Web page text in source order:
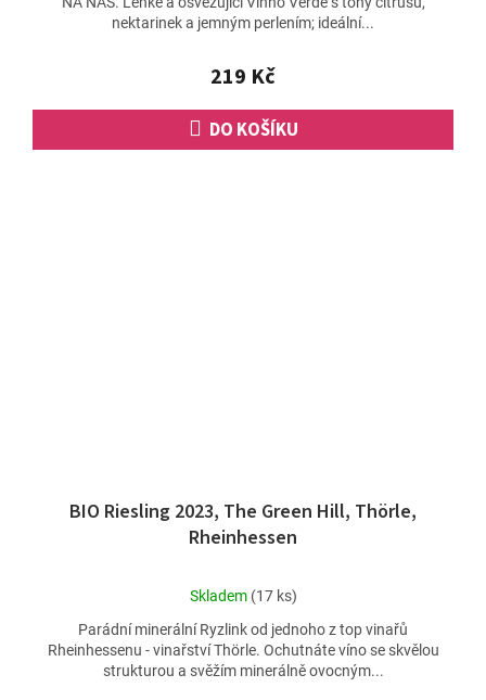
219 Kč
DO KOŠÍKU
nektarinek a jemným perlením; ideální...
BIO Riesling 2023, The Green Hill, Thörle,
Rheinhessen
Průměrné
produktu
je
4,5
Skladem (17 ks)
Parádní minerální Ryzlink od jednoho z top vinařů
Rheinhessenu - vinařství Thörle. Ochutnáte víno se skvělou
strukturou a svěžím minerálně ovocným...